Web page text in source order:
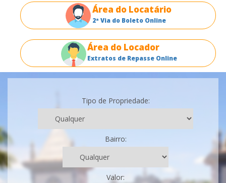
Área do Locatário
2ª Via do Boleto Online
Área do Locador
Extratos de Repasse Online
Tipo de Propriedade:
Bairro:
Valor: